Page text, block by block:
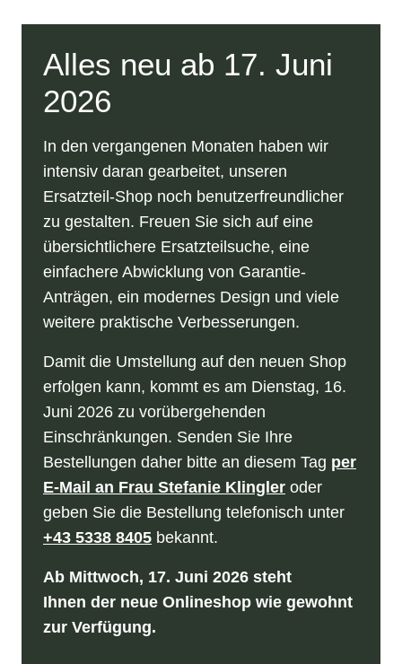
Alles neu ab 17. Juni
2026
In den vergangenen Monaten haben wir
intensiv daran gearbeitet, unseren
Ersatzteil-Shop noch benutzerfreundlicher
zu gestalten. Freuen Sie sich auf eine
übersichtlichere Ersatzteilsuche, eine
einfachere Abwicklung von Garantie-
Anträgen, ein modernes Design und viele
weitere praktische Verbesserungen.
Damit die Umstellung auf den neuen Shop
erfolgen kann, kommt es am Dienstag, 16.
Juni 2026 zu vorübergehenden
Einschränkungen. Senden Sie Ihre
Bestellungen daher bitte an diesem Tag per
E-Mail an Frau Stefanie Klingler oder
geben Sie die Bestellung telefonisch unter
+43 5338 8405 bekannt.
Ab Mittwoch, 17. Juni 2026 steht
Ihnen der neue Onlineshop wie gewohnt
zur Verfügung.